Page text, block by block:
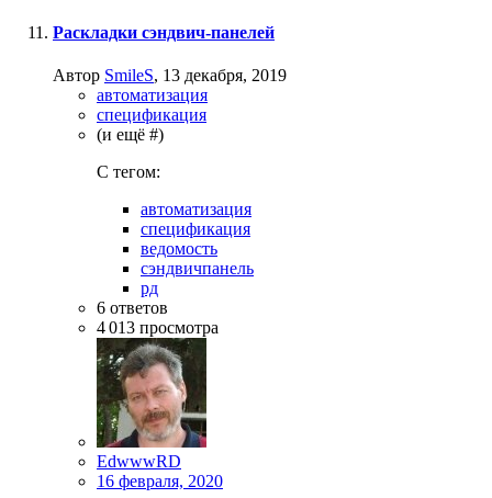
Раскладки сэндвич-панелей
Автор SmileS, 13 декабря, 2019
автоматизация
спецификация
(и ещё #)
C тегом:
автоматизация
спецификация
ведомость
сэндвичпанель
рд
6 ответов
4 013 просмотра
EdwwwRD
16 февраля, 2020